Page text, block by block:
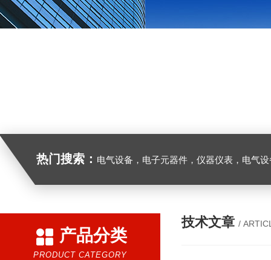
热门搜索： 电气设备，电子元器件，仪器仪表，电气
产品分类
PRODUCT CATEGORY
技术文章 /